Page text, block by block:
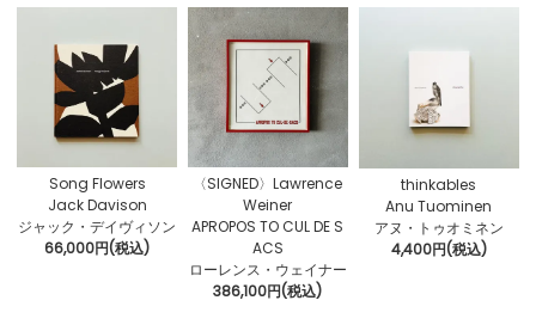
Song Flowers
Jack Davison
ジャック・デイヴィソン
66,000円(税込)
〈SIGNED〉Lawrence
Weiner
APROPOS TO CUL DE S
ACS
ローレンス・ウェイナー
386,100円(税込)
thinkables
Anu Tuominen
アヌ・トゥオミネン
4,400円(税込)